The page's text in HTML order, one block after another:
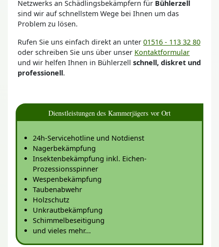
Netzwerks an Schädlingsbekämpfern für Bühlerzell
sind wir auf schnellstem Wege bei Ihnen um das
Problem zu lösen.
Rufen Sie uns einfach direkt an unter 01516 - 113 32 80
oder schreiben Sie uns über unser Kontaktformular
und wir helfen Ihnen in Bühlerzell schnell, diskret und
professionell.
Dienstleistungen des Kammerjägers vor Ort
24h-Servicehotline und Notdienst
Nagerbekämpfung
Insektenbekämpfung inkl. Eichen-
Prozessionsspinner
Wespenbekämpfung
Taubenabwehr
Holzschutz
Unkrautbekämpfung
Schimmelbeseitigung
und vieles mehr...